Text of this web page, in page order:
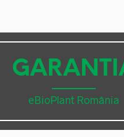
eBioPlant România